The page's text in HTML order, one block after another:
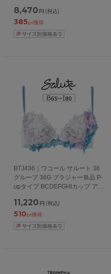
65/70/75/80/85cm
8,470 円 (税込)
385pt獲得
BTJ436｜ワコール サルート 36
グループ 36G ブラジャー単品 P-
upタイプ BCDEFGHIカップ アン
11,220 円 (税込)
510pt獲得